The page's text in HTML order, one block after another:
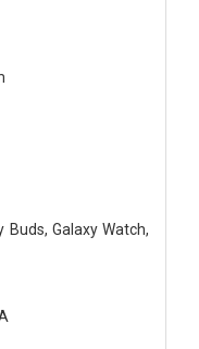
Buds, Galaxy Watch,